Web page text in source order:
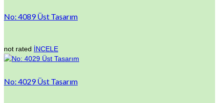
No: 4089 Üst Tasarım
not rated İNCELE
No: 4029 Üst Tasarım